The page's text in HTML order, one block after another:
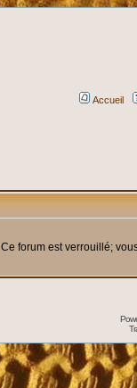
Accueil
Ce forum est verrouillé;